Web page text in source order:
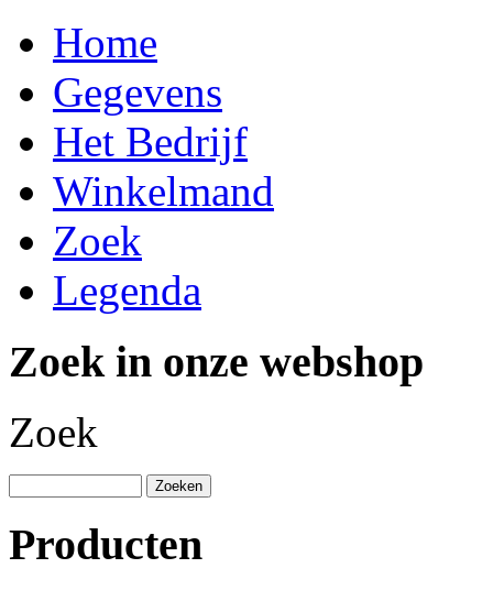
Home
Gegevens
Het Bedrijf
Winkelmand
Zoek
Legenda
Zoek in onze webshop
Zoek
Producten